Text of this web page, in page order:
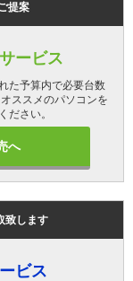
提案
ービス
た予算内で必要台数
ススメのパソコンを
ださい。
へ
致します
ビス